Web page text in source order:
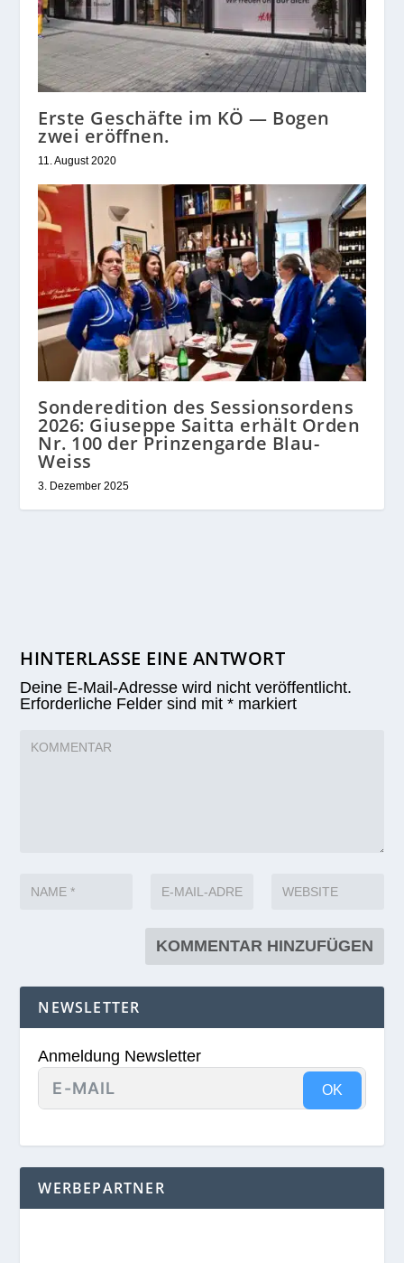
Erste Geschäfte im KÖ — Bogen
zwei eröffnen.
11. August 2020
Sonderedition des Sessionsordens
2026: Giuseppe Saitta erhält Orden
Nr. 100 der Prinzengarde Blau-
Weiss
3. Dezember 2025
HINTERLASSE EINE ANTWORT
Deine E-Mail-Adresse wird nicht veröffentlicht.
Erforderliche Felder sind mit* markiert
NEWSLETTER
Anmeldung Newsletter
OK
WERBEPARTNER